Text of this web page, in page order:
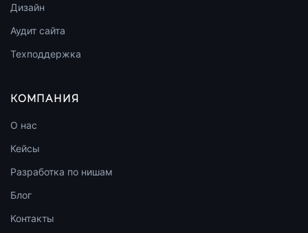
Дизайн
Аудит сайта
Техподдержка
КОМПАНИЯ
О нас
Кейсы
Разработка по нишам
Блог
Контакты